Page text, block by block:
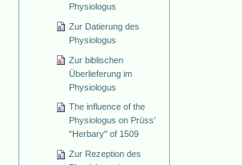
Physiologus
Zur Datierung des
Physiologus
Zur biblischen
Überlieferung im
Physiologus
The influence of the
Physiologus on Prüss'
"Herbary" of 1509
Zur Rezeption des